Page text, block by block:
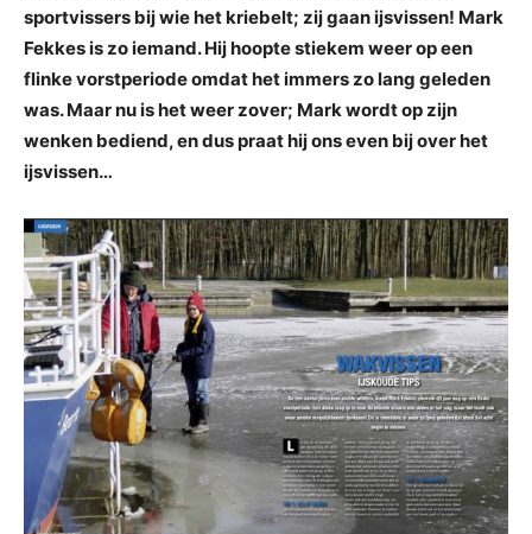
sportvissers bij wie het kriebelt; zij gaan ijsvissen! Mark
Fekkes is zo iemand. Hij hoopte stiekem weer op een
flinke vorstperiode omdat het immers zo lang geleden
was. Maar nu is het weer zover; Mark wordt op zijn
wenken bediend, en dus praat hij ons even bij over het
ijsvissen…